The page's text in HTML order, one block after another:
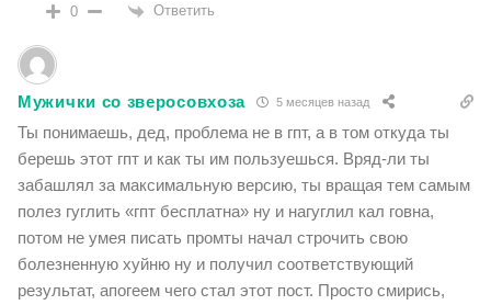
0 Ответить
Мужички со зверосовхоза 5 месяцев назад
Ты понимаешь, дед, проблема не в гпт, а в том откуда ты
берешь этот гпт и как ты им пользуешься. Вряд-ли ты
забашлял за максимальную версию, ты вращая тем самым
полез гуглить «гпт бесплатна» ну и нагуглил кал говна,
потом не умея писать промты начал строчить свою
болезненную хуйню ну и получил соответствующий
результат, апогеем чего стал этот пост. Просто смирись,